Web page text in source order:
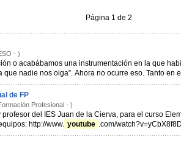
Página 1 de 2
- )
o acabábamos una instrumentación en la que
que nadie nos oiga”. Ahora no ocurre eso. Tanto en
de FP
Profesional - )
profesor del IES Juan de la Cierva, para el curso
http://www. youtube